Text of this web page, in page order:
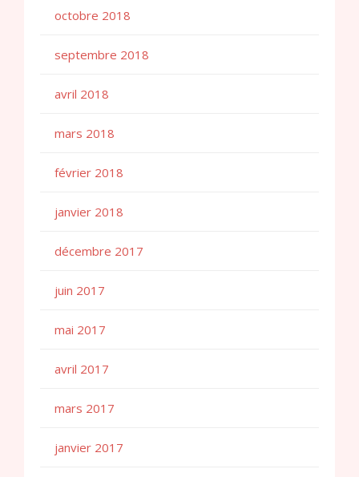
octobre 2018
septembre 2018
avril 2018
mars 2018
février 2018
janvier 2018
décembre 2017
juin 2017
mai 2017
avril 2017
mars 2017
janvier 2017